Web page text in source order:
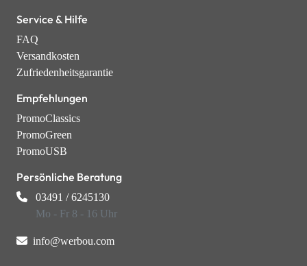
Service & Hilfe
FAQ
Versandkosten
Zufriedenheitsgarantie
Empfehlungen
PromoClassics
PromoGreen
PromoUSB
Persönliche Beratung
03491 / 6245130
Mo - Fr 8 - 16 Uhr
info@werbou.com